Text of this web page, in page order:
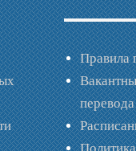
Правила
перевода